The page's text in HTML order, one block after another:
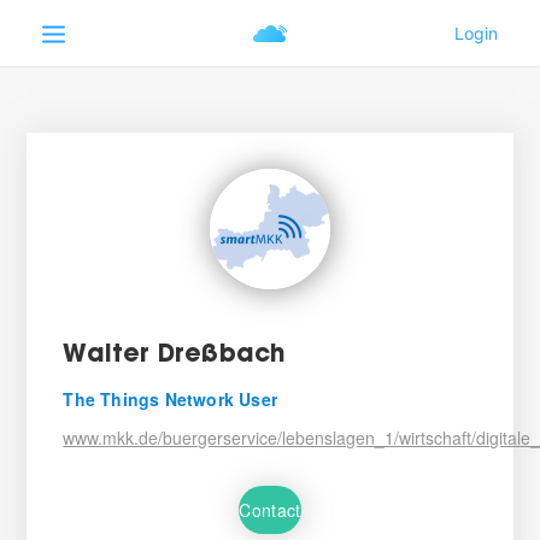
Walter Dreßbach
The Things Network User
www.mkk.de/buergerservice/lebenslagen_1/wirtschaft/
Contact